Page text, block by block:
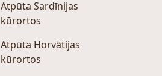
Atpūta Sardīnijas
kūrortos
Atpūta Horvātijas
kūrortos